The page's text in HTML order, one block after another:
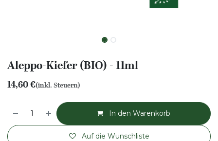
Aleppo-Kiefer (BIO) - 11ml
14,60€(inkl. Steuern)
In den Warenkorb
Auf die Wunschliste